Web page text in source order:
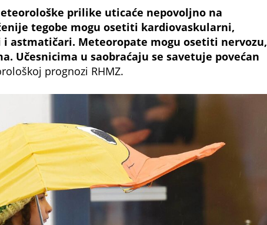
prilike uticaće nepovolјno na
tegobe mogu osetiti kardiovaskularni,
astmatičari. Meteoropate mogu osetiti nervozu,
Učesnicima u saobraćaju se savetuje povećan
prognozi RHMZ.